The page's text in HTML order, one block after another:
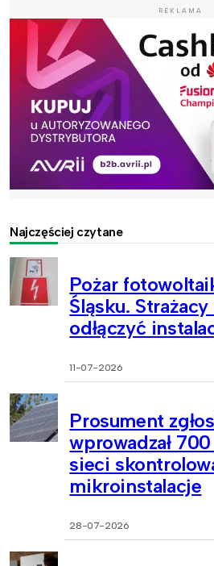
REKLAMA
Najczęściej czytane
Pożar
Śląsku.
odłączyć
11-07-2026
Prosument
wprowadzał
sieci
mikroinstalacje
28-07-2026